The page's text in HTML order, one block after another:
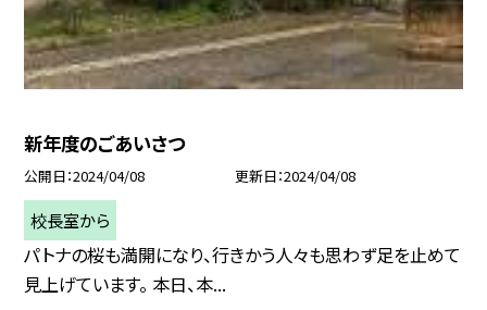
新年度のごあいさつ
公開日 2024/04/08 更新日 2024/04/08
校長室から
パトナの桜も満開になり、行きかう人々も思わず足を止めて
見上げています。 本日、本...